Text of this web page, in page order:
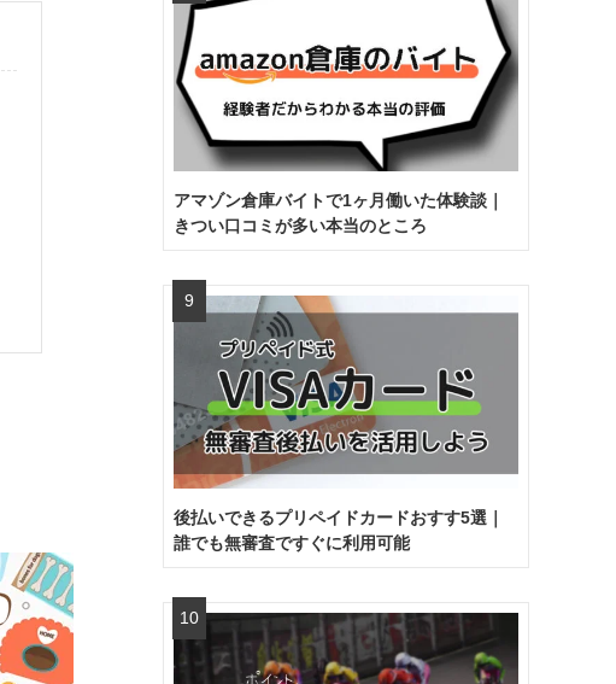
アマゾン倉庫バイトで1ヶ月働いた体験談｜
きつい口コミが多い本当のところ
後払いできるプリペイドカードおすす5選｜
誰でも無審査ですぐに利用可能